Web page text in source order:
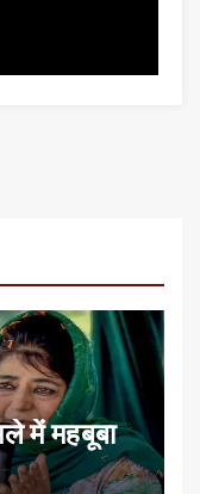
में महबूबा